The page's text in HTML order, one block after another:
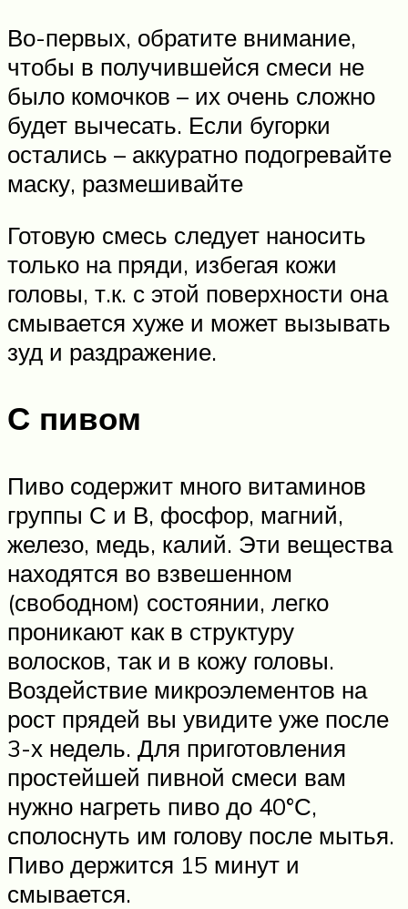
Во-первых, обратите внимание,
чтобы в получившейся смеси не
было комочков – их очень сложно
будет вычесать. Если бугорки
остались – аккуратно подогревайте
маску, размешивайте
Готовую смесь следует наносить
только на пряди, избегая кожи
головы, т.к. с этой поверхности она
смывается хуже и может вызывать
зуд и раздражение.
С пивом
Пиво содержит много витаминов
группы С и В, фосфор, магний,
железо, медь, калий. Эти вещества
находятся во взвешенном
(свободном) состоянии, легко
проникают как в структуру
волосков, так и в кожу головы.
Воздействие микроэлементов на
рост прядей вы увидите уже после
3-х недель. Для приготовления
простейшей пивной смеси вам
нужно нагреть пиво до 40°С,
сполоснуть им голову после мытья.
Пиво держится 15 минут и
смывается.